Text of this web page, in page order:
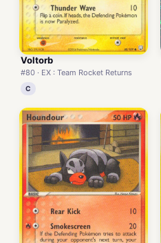
Voltorb
#80 · EX : Team Rocket Returns
C